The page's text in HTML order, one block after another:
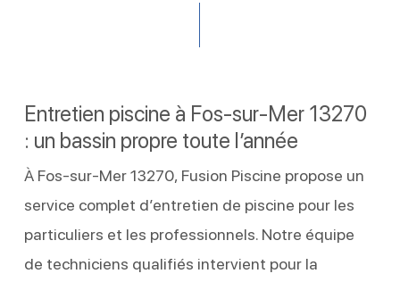
Entretien piscine à Fos-sur-Mer 13270
: un bassin propre toute l’année
À Fos-sur-Mer 13270, Fusion Piscine propose un
service complet d’entretien de piscine pour les
particuliers et les professionnels. Notre équipe
de techniciens qualifiés intervient pour la